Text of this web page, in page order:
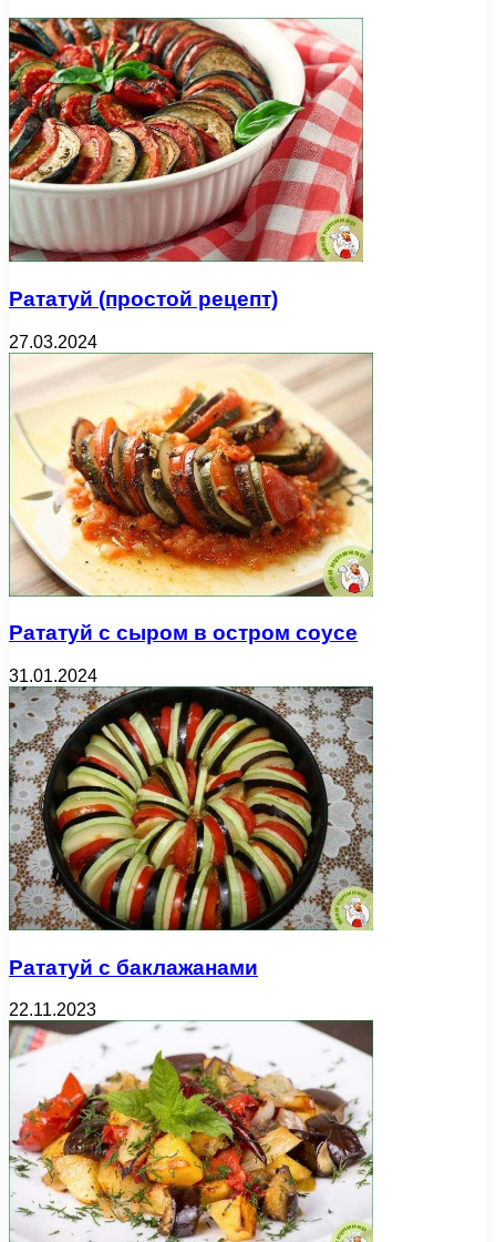
Рататуй (простой рецепт)
27.03.2024
Рататуй с сыром в остром соусе
31.01.2024
Рататуй с баклажанами
22.11.2023